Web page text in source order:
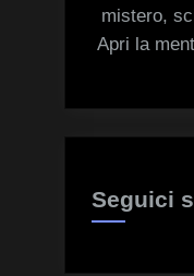
mistero,
Apri la
Seguici